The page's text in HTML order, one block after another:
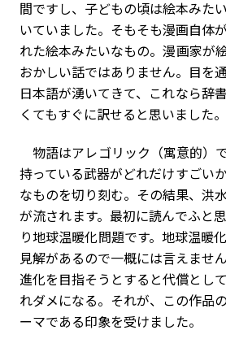
間ですし、子どもの頃は絵本みた
いていました。そもそも漫画自体
れた絵本みたいなもの。漫画家が
おかしい話ではありません。目を
日本語が湧いてきて、これなら辞
くてもすぐに訳せると思いました。
物語はアレゴリック（寓意的）
持っている武器がどれだけすごい
なものを切り刻む。その結果、洪
が流されます。最初に読んでふと
り地球温暖化問題です。地球温暖
見解があるので一概には言えませ
進化を目指そうとすると代償とし
れダメになる。それが、この作品
ーマである印象を受けました。